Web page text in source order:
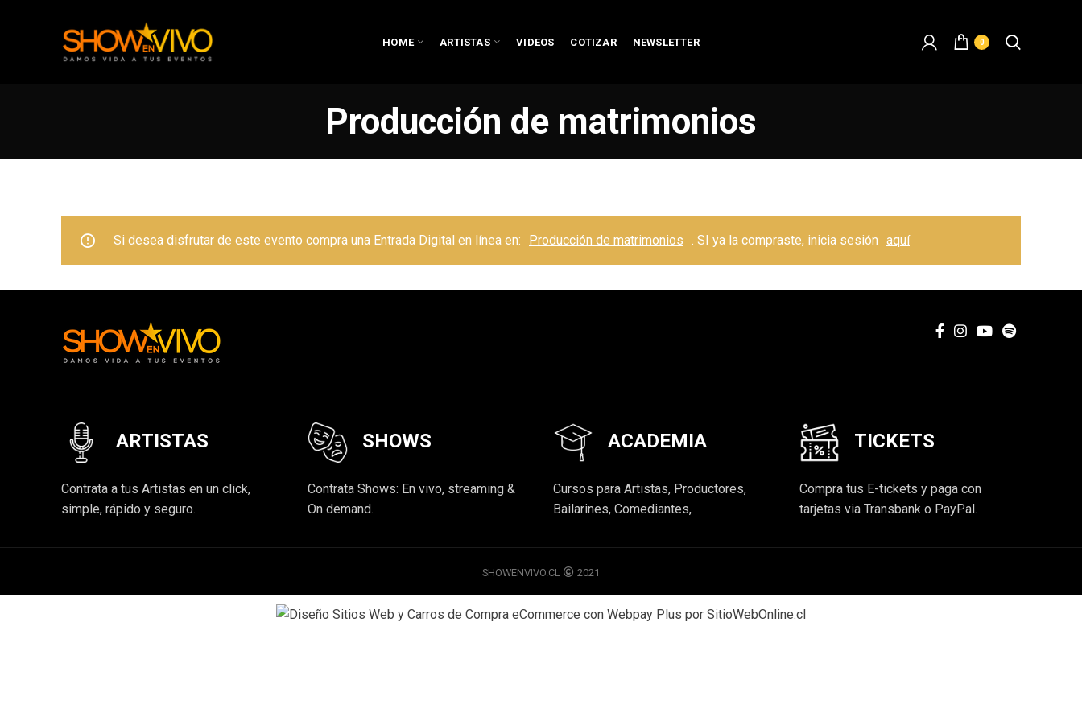
HOME ARTISTAS VIDEOS COTIZAR NEWSLETTER 0
Producción de matrimonios
Si desea disfrutar de este evento compra una Entrada Digital en línea en: Producción de matrimonios . SI ya la compraste, inicia sesión aquí
ARTISTAS
Contrata a tus Artistas en un click,
simple, rápido y seguro.
SHOWS
Contrata Shows: En vivo, streaming &
On demand.
ACADEMIA
Cursos para Artistas, Productores,
Bailarines, Comediantes,
TICKETS
Compra tus E-tickets y paga con
tarjetas via Transbank o PayPal.
SHOWENVIVO.CL 2021